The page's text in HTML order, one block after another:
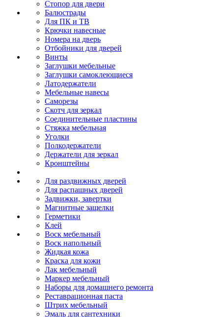
Стопор для двери
Балюстрады
Для ПК и ТВ
Крючки навесные
Номера на дверь
Отбойники для дверей
Винты
Заглушки мебельные
Заглушки самоклеющиеся
Латодержатели
Мебельные навесы
Саморезы
Скотч для зеркал
Соединительные пластины
Стяжка мебельная
Уголки
Полкодержатели
Держатели для зеркал
Кронштейны
Для раздвижных дверей
Для распашных дверей
Задвижки, завертки
Магнитные защелки
Герметики
Клей
Воск мебельный
Воск напольный
Жидкая кожа
Краска для кожи
Лак мебельный
Маркер мебельный
Наборы для домашнего ремонта
Реставрационная паста
Штрих мебельный
Эмаль для сантехники